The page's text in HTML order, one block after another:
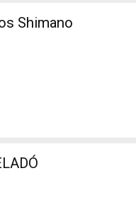
Shimano